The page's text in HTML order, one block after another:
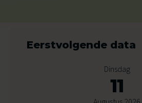
Eerstvolgende data
Dinsdag
11